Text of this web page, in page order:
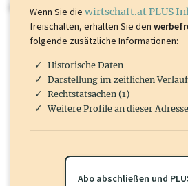
mehr.Wenn Sie die wirtschaft.at PLUS
freischalten, erhalten Sie den
folgende zusätzliche Informationen:
Historische Daten
Darstellung im zeitlichen Verlauf
Rechtstatsachen (1)
Weitere Profile an dieser Adresse
Abo abschließen und